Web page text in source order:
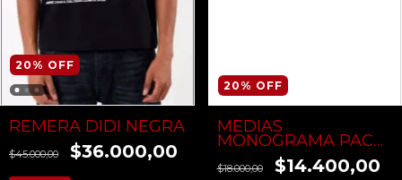
20 % OFF
REMERA DIDI NEGRA
$45.000,00 $36.000,00
20 % OFF
MEDIAS
MONOGRAMA PACK
$18.000,00 $14.400,00